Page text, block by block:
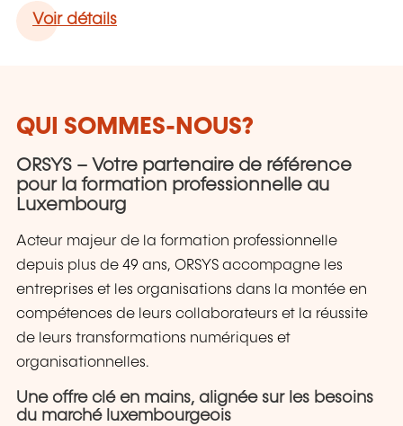
Voir détails
QUI SOMMES-NOUS?
ORSYS – Votre partenaire de référence
pour la formation professionnelle au
Luxembourg
Acteur majeur de la formation professionnelle
depuis plus de 49 ans, ORSYS accompagne les
entreprises et les organisations dans la montée en
compétences de leurs collaborateurs et la réussite
de leurs transformations numériques et
organisationnelles.
Une offre clé en mains, alignée sur les besoins
du marché luxembourgeois